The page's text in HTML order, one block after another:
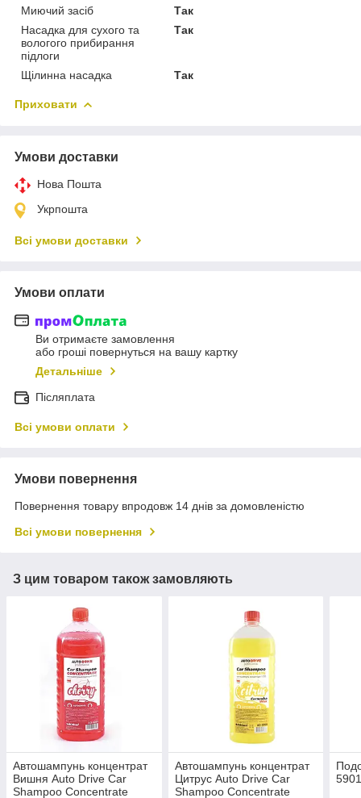
Миючий засіб
Так
Насадка для сухого та
вологого прибирання
підлоги
Так
Щілинна насадка Так
Приховати
Умови доставки
Нова Пошта
Укрпошта
Всі умови доставки
Умови оплати
Ви отримаєте замовлення
або гроші повернуться на вашу картку
Детальніше
Післяплата
Всі умови оплати
Умови повернення
Повернення товару впродовж 14 днів за домовленістю
Всі умови повернення
З цим товаром також замовляють
Автошампунь концентрат
Вишня Auto Drive Car
Shampoo Concentrate
Автошампунь концентрат
Цитрус Auto Drive Car
Shampoo Concentrate